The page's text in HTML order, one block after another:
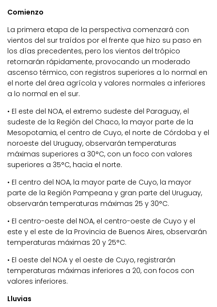
Comienzo
La primera etapa de la perspectiva comenzará con
vientos del sur traídos por el frente que hizo su paso en
los días precedentes, pero los vientos del trópico
retornarán rápidamente, provocando un moderado
ascenso térmico, con registros superiores a lo normal en
el norte del área agrícola y valores normales a inferiores
a lo normal en el sur.
• El este del NOA, el extremo sudeste del Paraguay, el
sudeste de la Región del Chaco, la mayor parte de la
Mesopotamia, el centro de Cuyo, el norte de Córdoba y el
noroeste del Uruguay, observarán temperaturas
máximas superiores a 30°C, con un foco con valores
superiores a 35°C, hacia el norte.
• El centro del NOA, la mayor parte de Cuyo, la mayor
parte de la Región Pampeana y gran parte del Uruguay,
observarán temperaturas máximas 25 y 30°C.
• El centro-oeste del NOA, el centro-oeste de Cuyo y el
este y el este de la Provincia de Buenos Aires, observarán
temperaturas máximas 20 y 25°C.
• El oeste del NOA y el oeste de Cuyo, registrarán
temperaturas máximas inferiores a 20, con focos con
valores inferiores.
Lluvias